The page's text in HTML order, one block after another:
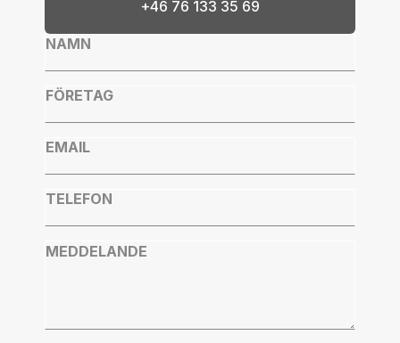
+46 76 133 35 69
Namn
*
Företag
*
Email
*
Telefon
*
Meddelande